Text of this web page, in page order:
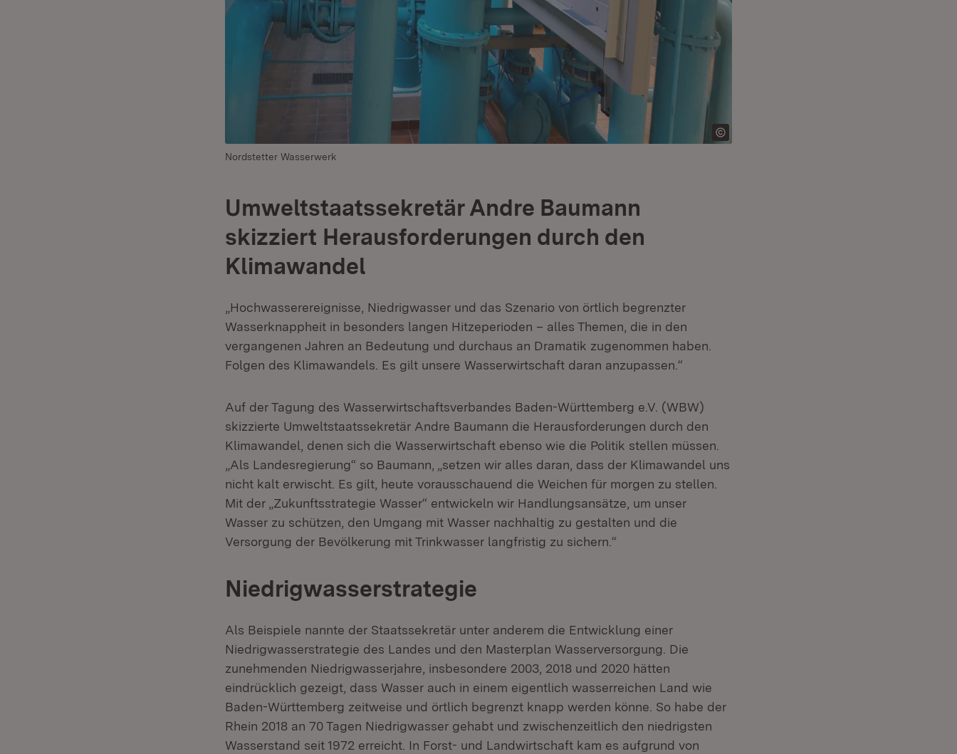
Nordstetter Wasserwerk
Umweltstaatssekretär Andre Baumann
skizziert Herausforderungen durch den
Klimawandel
„Hochwasserereignisse, Niedrigwasser und das Szenario von örtlich begrenzter
Wasserknappheit in besonders langen Hitzeperioden – alles Themen, die in den
vergangenen Jahren an Bedeutung und durchaus an Dramatik zugenommen haben.
Folgen des Klimawandels. Es gilt unsere Wasserwirtschaft daran anzupassen.“
Auf der Tagung des Wasserwirtschaftsverbandes Baden-Württemberg e.V. (WBW)
skizzierte Umweltstaatssekretär Andre Baumann die Herausforderungen durch den
Klimawandel, denen sich die Wasserwirtschaft ebenso wie die Politik stellen müssen.
„Als Landesregierung“ so Baumann, „setzen wir alles daran, dass der Klimawandel uns
nicht kalt erwischt. Es gilt, heute vorausschauend die Weichen für morgen zu stellen.
Mit der „Zukunftsstrategie Wasser“ entwickeln wir Handlungsansätze, um unser
Wasser zu schützen, den Umgang mit Wasser nachhaltig zu gestalten und die
Versorgung der Bevölkerung mit Trinkwasser langfristig zu sichern.“
Niedrigwasserstrategie
Als Beispiele nannte der Staatssekretär unter anderem die Entwicklung einer
Niedrigwasserstrategie des Landes und den Masterplan Wasserversorgung. Die
zunehmenden Niedrigwasserjahre, insbesondere 2003, 2018 und 2020 hätten
eindrücklich gezeigt, dass Wasser auch in einem eigentlich wasserreichen Land wie
Baden-Württemberg zeitweise und örtlich begrenzt knapp werden könne. So habe der
Rhein 2018 an 70 Tagen Niedrigwasser gehabt und zwischenzeitlich den niedrigsten
Wasserstand seit 1972 erreicht. In Forst- und Landwirtschaft kam es aufgrund von